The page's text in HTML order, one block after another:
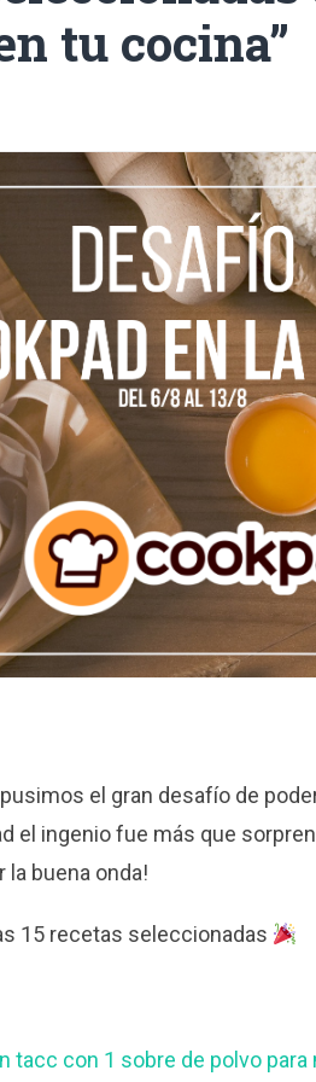
tu cocina”
el gran desafío de
el ingenio fue más que
la buena onda!
15 recetas seleccionadas
tacc con 1 sobre de polvo para